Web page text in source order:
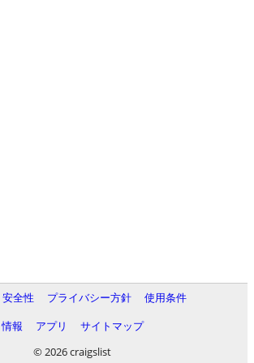
安全性 プライバシー方針
使用条件
情報
アプリ
サイトマップ
© 2026 craigslist